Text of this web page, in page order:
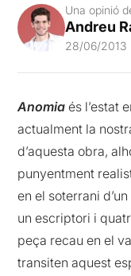
Una opinió
Andreu
28/06/2013
Anomia és l’estat
actualment la
d’aquesta obra,
punyentment
en el soterrani
un escriptori i
peça recau en el
transiten aquest